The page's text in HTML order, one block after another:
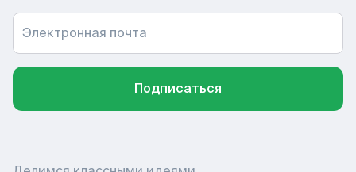
Электронная почта
Подписаться